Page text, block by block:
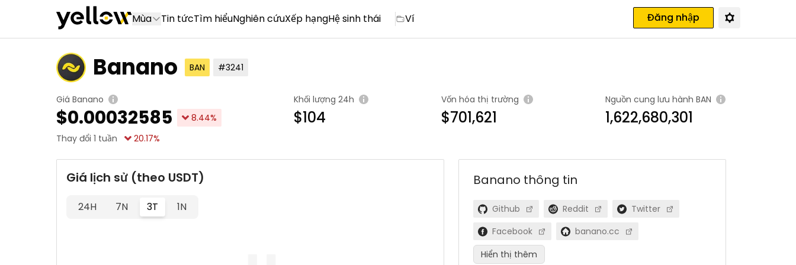
Mùa Tin tứcTìm hiểuNghiên cứuXếp hạngHệ sinh thái Ví Đăng nhập
Banano BAN #3241
Giá Banano
$0.00032585 8.44%
Thay đổi 1 tuần
20.17%
Khối lượng 24h
$104
Vốn hóa thị trường
$701,621
Nguồn cung lưu hành BAN
1,622,680,301
Giá lịch sử (theo USDT)
24H 7N 3T 1N
Banano thông tin
Github Reddit
Twitter
Facebook
banano.cc
Hiển thị thêm